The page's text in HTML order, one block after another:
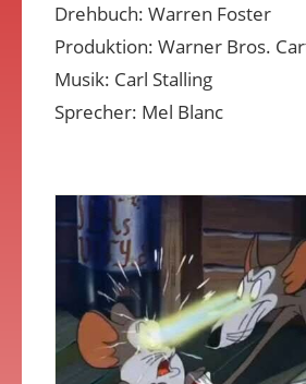
Drehbuch: Warren Foster
Produktion: Warner Bros.
Musik: Carl Stalling
Sprecher: Mel Blanc